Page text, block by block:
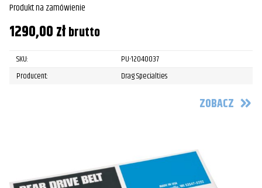
Produkt na zamówienie
1290,00złbrutto
SKU:
PU-12040037
Producent:
Drag Specialties
ZOBACZ